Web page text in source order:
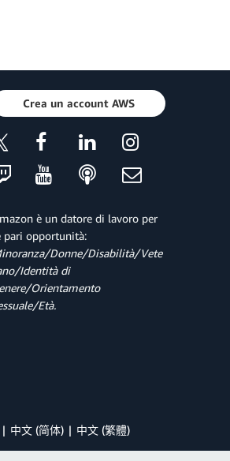
Crea un account AWS
è un datore di lavoro per
pari opportunità:
Donne/Disabilità/Vete
Identità di
Orientamento
Età.
中文 (简体) 中文 (繁體)